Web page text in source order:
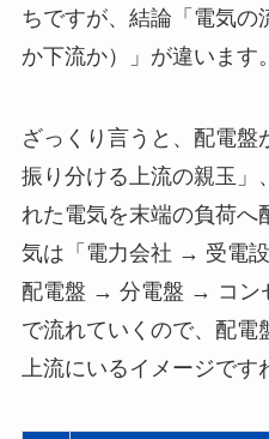
ちですが、結論「電気の
か下流か）」が違います。
ざっくり言うと、配電盤
振り分ける上流の親玉」
れた電気を末端の負荷へ
気は「電力会社 → 受電
配電盤 → 分電盤 → コン
で流れていくので、配電
上流にいるイメージです